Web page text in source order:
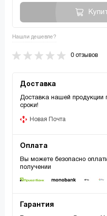
Нашли дешевле?
0 отзывов
Доставка
Доставка нашей продукции
сроки!
Новая Почта
Оплата
Вы можете безопасно
получении
Гарантия